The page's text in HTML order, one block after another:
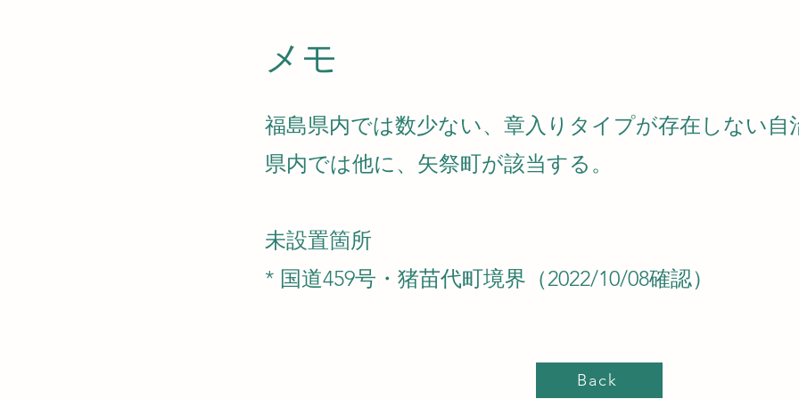
​メモ
福島県内では数少ない、章入りタイプが存在しない自
県内では他に、矢祭町が該当する。
未設置箇所
* 国道459号・猪苗代町境界（2022/10/08確認）
Back